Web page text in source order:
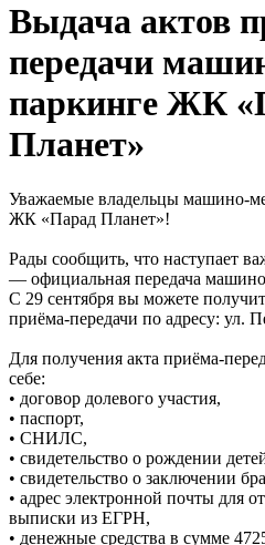
Выдача актов
передачи
паркинге ЖК
Планет»
Уважаемые владельцы машино-
ЖК «Парад Планет»!
Рады сообщить, что наступает
— официальная передача
С 29 сентября вы можете
приёма-передачи по адресу: ул.
Для получения акта приёма-
себе:
• договор долевого участия,
• паспорт,
• СНИЛС,
• свидетельство о рождении
• свидетельство о заключении
• адрес электронной почты для
выписки из ЕГРН,
• денежные средства в сумме